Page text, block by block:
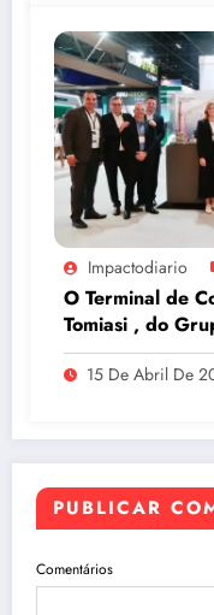
Impactodiario
O Terminal de
Tomiasi , do
prêmio da Log-
America 2026,
15 De Abril De
PUBLICAR
Comentários